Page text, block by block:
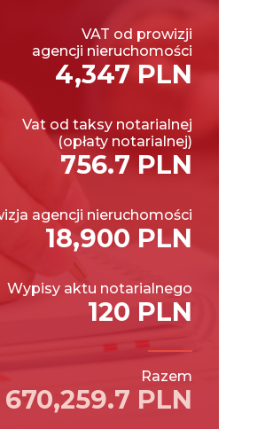
VAT od prowizji
agencji nieruchomości
4,347 PLN
Vat od taksy notarialnej
(opłaty notarialnej)
756.7 PLN
agencji nieruchomości
18,900 PLN
Wypisy aktu notarialnego
120 PLN
Razem
670,259.7 PLN